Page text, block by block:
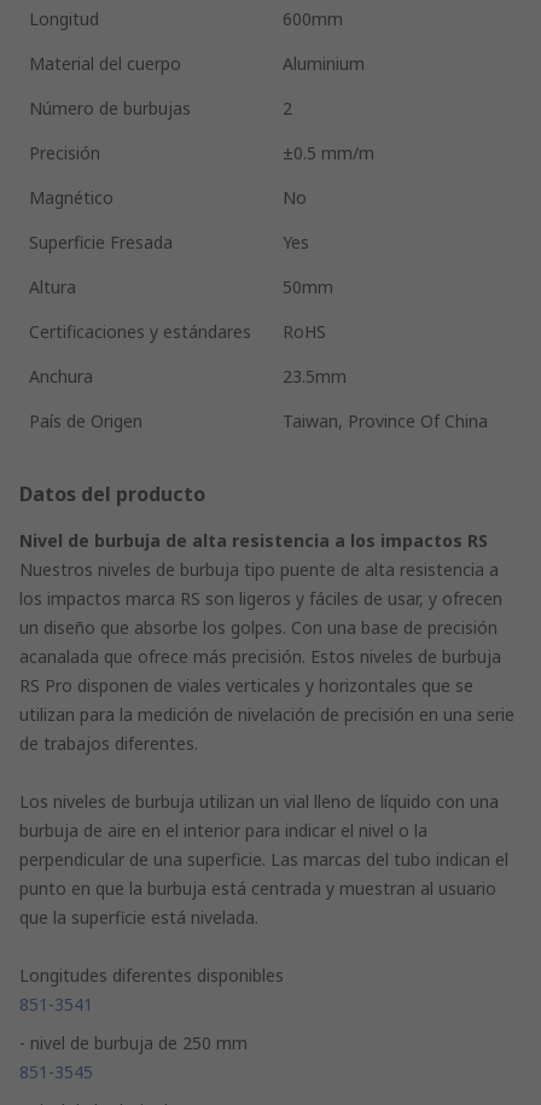
Longitud
600mm
Material del cuerpo
Aluminium
Número de burbujas
2
Precisión
±0.5 mm/m
Magnético
No
Superficie Fresada
Yes
Altura
50mm
Certificaciones y estándares
RoHS
Anchura
23.5mm
País de Origen
Taiwan, Province Of China
Datos del producto
Nivel de burbuja de alta resistencia a los impactos RS
Nuestros niveles de burbuja tipo puente de alta resistencia a
los impactos marca RS son ligeros y fáciles de usar, y ofrecen
un diseño que absorbe los golpes. Con una base de precisión
acanalada que ofrece más precisión. Estos niveles de burbuja
RS Pro disponen de viales verticales y horizontales que se
utilizan para la medición de nivelación de precisión en una serie
de trabajos diferentes.
Los niveles de burbuja utilizan un vial lleno de líquido con una
burbuja de aire en el interior para indicar el nivel o la
perpendicular de una superficie. Las marcas del tubo indican el
punto en que la burbuja está centrada y muestran al usuario
que la superficie está nivelada.
Longitudes diferentes disponibles
851-3541
- nivel de burbuja de 250 mm
851-3545